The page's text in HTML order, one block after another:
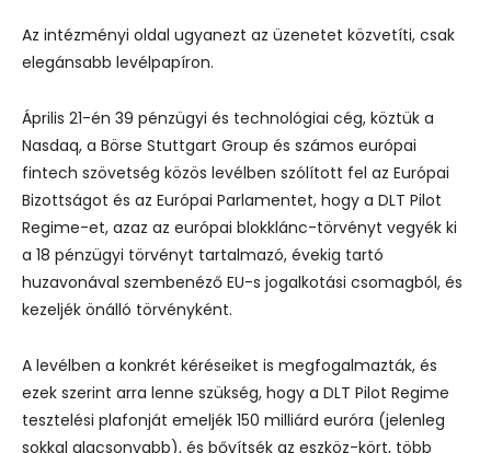
Az intézményi oldal ugyanezt az üzenetet közvetíti, csak
elegánsabb levélpapíron.
Április 21-én 39 pénzügyi és technológiai cég, köztük a
Nasdaq, a Börse Stuttgart Group és számos európai
fintech szövetség közös levélben szólított fel az Európai
Bizottságot és az Európai Parlamentet, hogy a DLT Pilot
Regime-et, azaz az európai blokklánc-törvényt vegyék ki
a 18 pénzügyi törvényt tartalmazó, évekig tartó
huzavonával szembenéző EU-s jogalkotási csomagból, és
kezeljék önálló törvényként.
A levélben a konkrét kéréseiket is megfogalmazták, és
ezek szerint arra lenne szükség, hogy a DLT Pilot Regime
tesztelési plafonját emeljék 150 milliárd euróra (jelenleg
sokkal alacsonyabb), és bővítsék az eszköz-kört, több